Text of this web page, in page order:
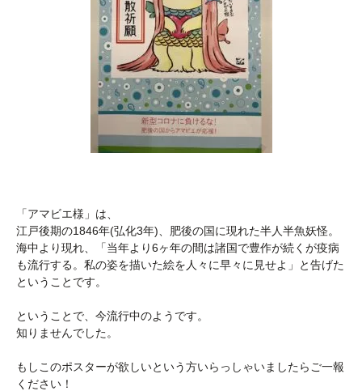
「アマビエ様」は、
江戸後期の1846年(弘化3年)、肥後の国に現れた半人半魚妖怪。
海中より現れ、「当年より6ヶ年の間は諸国で豊作が続くが疫病
も流行する。私の姿を描いた絵を人々に早々に見せよ」と告げた
ということです。
ということで、今流行中のようです。
知りませんでした。
もしこのポスターが欲しいという方いらっしゃいましたらご一報
ください！